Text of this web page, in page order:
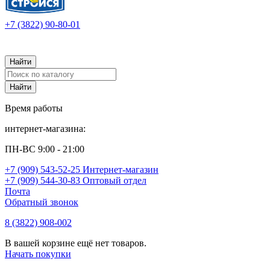
+7 (3822) 90-80-01
Время работы
интернет-магазина:
ПН-ВС 9:00 - 21:00
+7 (909) 543-52-25 Интернет-магазин
+7 (909) 544-30-83 Оптовый отдел
Почта
Обратный звонок
8 (3822) 908-002
В вашей корзине ещё нет товаров.
Начать покупки